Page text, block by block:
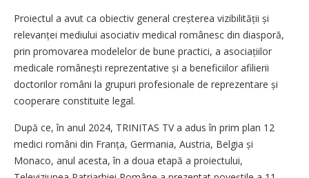
Proiectul a avut ca obiectiv general creșterea vizibilității și
relevanței mediului asociativ medical românesc din diasporă,
prin promovarea modelelor de bune practici, a asociațiilor
medicale românești reprezentative și a beneficiilor afilierii
doctorilor români la grupuri profesionale de reprezentare și
cooperare constituite legal.
După ce, în anul 2024, TRINITAS TV a adus în prim plan 12
medici români din Franța, Germania, Austria, Belgia și
Monaco, anul acesta, în a doua etapă a proiectului,